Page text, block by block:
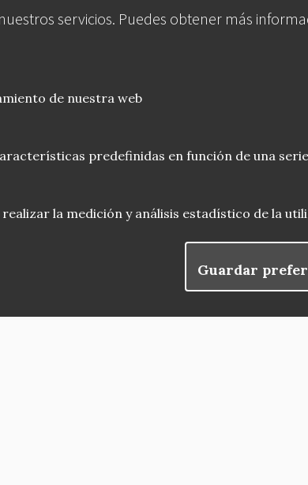
servicios. Puedes obtener más
de nuestra web
predefinidas en función de una
la medición y análisis estadístico de la
Guardar